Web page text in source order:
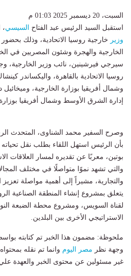
السبت، 20 ديسمبر 2025 01:03 م
استقبل السيد الرئيس عبد الفتاح السيسي
وزير خارجية روسيا الاتحادية، وذلك بحضور
الخارجية والهجرة وشئون المصريين في
سيرجي فيرشينين، نائب وزير الخارجية،
روسيا الاتحادية بالقاهرة، واليكساندر
وشمال أفريقيا بوزارة الخارجية،
إدارة الشرق الأوسط وشمال أفريقيا بوزارة
وصرح السفير محمد الشناوى، المتحدث
بأن الرئيس استهل اللقاء بطلب نقل
بوتين، معربًا عن تقديره لمسار العلاقات
والتي تشهد نموًا متواصلًا في مختلف
والتجارية، مشيراً إلى أهمية مواصلة
يتعلق بمشروع إنشاء المنطقة الصناعية
لقناة السويس، ومشروع محطة الضبعة
الاستراتيجي الأخرى بين البلدين.
ملحوظة: مضمون هذا الخبر تم كتابته
وجهة نظر مصر اليوم وانما تم نقله
غير مسئولين عن محتوى الخبر والعهدة